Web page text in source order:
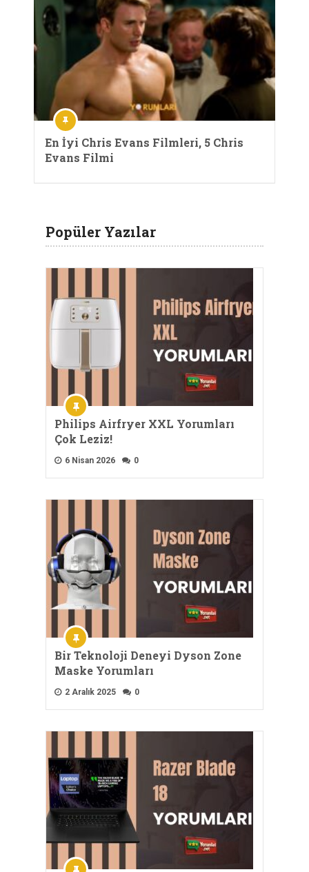
En İyi Chris Evans Filmleri, 5 Chris
Evans Filmi
Popüler Yazılar
Philips Airfryer XXL Yorumları
Çok Leziz!
6 Nisan 2026 0
Bir Teknoloji Deneyi Dyson Zone
Maske Yorumları
2 Aralık 2025 0